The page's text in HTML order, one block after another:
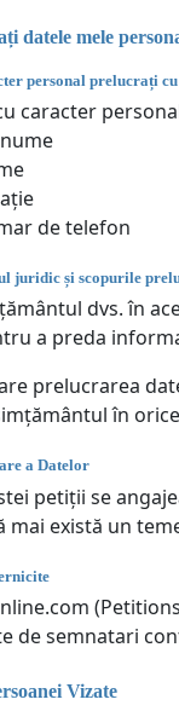
datele mele
personal prelucrați
caracter
de telefon
juridic și scopurile
dvs. în
a preda
prelucrarea
în
a Datelor
petiții se
mai există un
de semnatari
Vizate